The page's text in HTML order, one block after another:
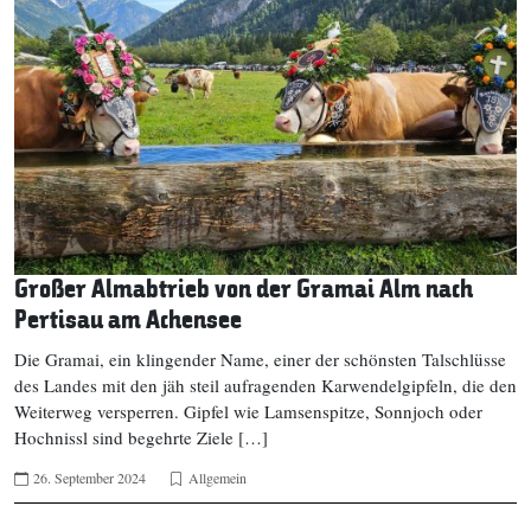
Großer Almabtrieb von der Gramai Alm nach
Pertisau am Achensee
Die Gramai, ein klingender Name, einer der schönsten Talschlüsse
des Landes mit den jäh steil aufragenden Karwendelgipfeln, die den
Weiterweg versperren. Gipfel wie Lamsenspitze, Sonnjoch oder
Hochnissl sind begehrte Ziele […]
26. September 2024 Allgemein